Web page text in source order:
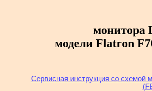
монитора
модели Flatron
Сервисная инструкция со схемой